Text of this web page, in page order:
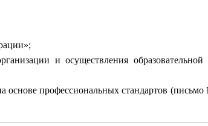
и осуществления образовательной
профессиональных стандартов